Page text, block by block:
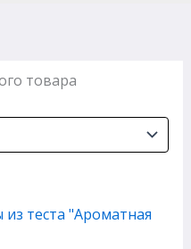
товара